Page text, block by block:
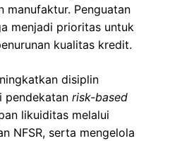
Penguatan
menjadi prioritas untuk
kualitas kredit.
disiplin
pendekatan risk-based
likuiditas melalui
NFSR, serta mengelola